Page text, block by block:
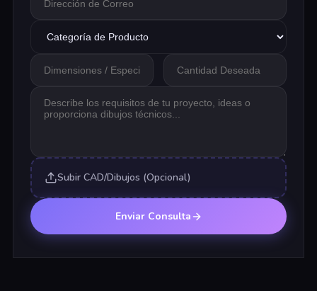
Subir CAD/Dibujos (Opcional)
Enviar Consulta